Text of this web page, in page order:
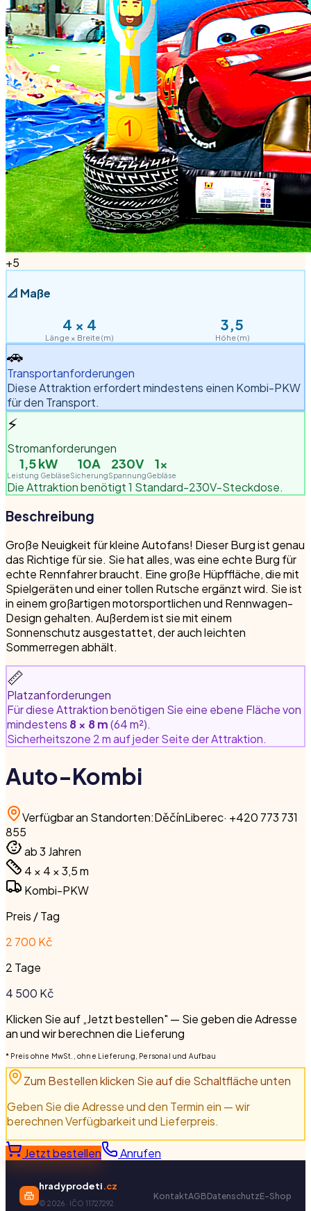
+5
📐 Maße
4 × 4
Länge × Breite (m)
3,5
Höhe (m)
🚗
Transportanforderungen
Diese Attraktion erfordert mindestens einen Kombi-PKW
für den Transport.
⚡
Stromanforderungen
1,5kW
Leistung Gebläse
10A
Sicherung
230V
Spannung
1×
Gebläse
Die Attraktion benötigt 1 Standard-230V-Steckdose.
Beschreibung
Große Neuigkeit für kleine Autofans! Dieser Burg ist genau
das Richtige für sie. Sie hat alles, was eine echte Burg für
echte Rennfahrer braucht. Eine große Hüpffläche, die mit
Spielgeräten und einer tollen Rutsche ergänzt wird. Sie ist
in einem großartigen motorsportlichen und Rennwagen-
Design gehalten. Außerdem ist sie mit einem
Sonnenschutz ausgestattet, der auch leichten
Sommerregen abhält.
📏
Platzanforderungen
Für diese Attraktion benötigen Sie eine ebene Fläche von
mindestens 8 × 8 m(64 m²).
Sicherheitszone 2 m auf jeder Seite der Attraktion.
Auto-Kombi
Verfügbar an Standorten:DěčínLiberec· +420 773 731
855
ab 3 Jahren
4 × 4 × 3,5m
Kombi-PKW
Preis / Tag
2 700 Kč
2 Tage
4 500 Kč
Klicken Sie auf „Jetzt bestellen" — Sie geben die Adresse
an und wir berechnen die Lieferung
* Preis ohne MwSt., ohne Lieferung, Personal und Aufbau
Zum Bestellen klicken Sie auf die Schaltfläche unten
Geben Sie die Adresse und den Termin ein — wir
berechnen Verfügbarkeit und Lieferpreis.
Jetzt bestellen Anrufen
hradyprodeti.cz
© 2026 · IČO 11727292
KontaktAGBDatenschutzE-Shop